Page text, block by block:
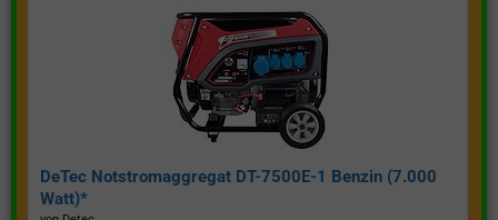
DeTec Notstromaggregat DT-7500E-1 Benzin (7.000
Watt)*